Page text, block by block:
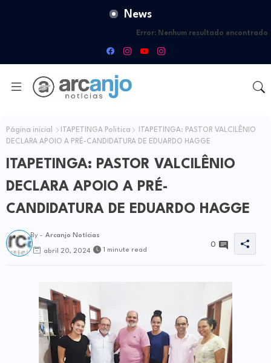
News
Error: Nenhum resultado encontrado
Página inicial ITAPETINGA Politica
ITAPETINGA: PASTOR VALCILÊNIO
DECLARA APOIO A PRÉ-CANDIDATURA DE EDUARDO HAGGE
ITAPETINGA: PASTOR VALCILÊNIO
DECLARA APOIO A PRÉ-
CANDIDATURA DE EDUARDO HAGGE
By - Arcanjo Notícias
abril 20, 2024 1 minute read
0